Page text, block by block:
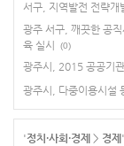
서구, 지역발전 전략개
광주 서구, 깨끗한 공
육 실시
(0)
광주시, 2015 공공기
광주시, 다중이용시설
'정치·사회·경제 > 경제